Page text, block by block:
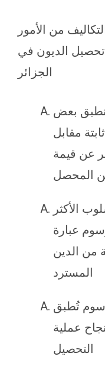
من الأمور
تحصيل الديون في
الجزائر
بعض
مقابل
عن قيمة
المحصل
الأكثر
عبارة
من الدين
المسترد
تُطبق
عملية
التحصيل